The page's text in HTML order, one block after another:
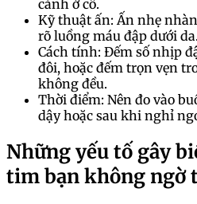
cảnh ở cổ.
Kỹ thuật ấn: Ấn nhẹ
rõ luồng máu đập dưới da.
Cách tính: Đếm số nhịp
đôi, hoặc đếm trọn vẹn
không đều.
Thời điểm: Nên đo vào
dậy hoặc sau khi nghỉ
Những yếu tố gây
tim bạn không ngờ